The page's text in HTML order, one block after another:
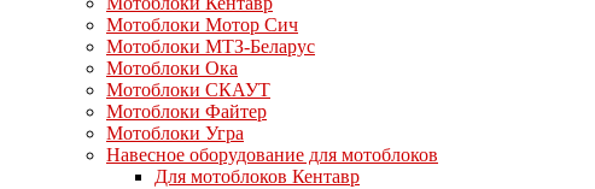
Мотоблоки Мотор Сич
Мотоблоки МТЗ-Беларус
Мотоблоки Ока
Мотоблоки СКАУТ
Мотоблоки Файтер
Мотоблоки Угра
Навесное оборудование для мотоблоков
Для мотоблоков Кентавр